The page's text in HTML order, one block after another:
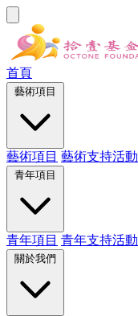
首頁
藝術項目 藝術支持活動
青年項目 青年支持活動